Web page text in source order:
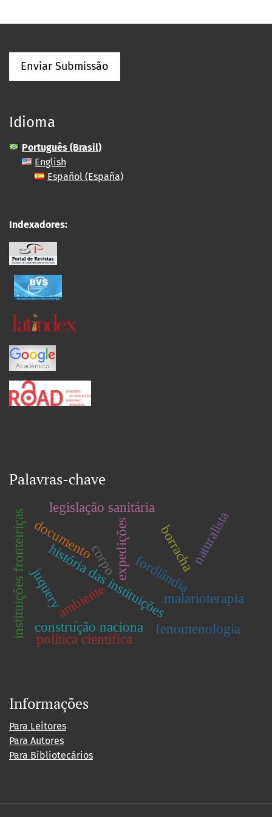
Enviar Submissão
Idioma
Português (Brasil)
English
Español (España)
Indexadores:
Palavras-chave
.
história das instituiçõesmalarioterapia
borracha
fordlândia
expedições naturalista
ambiente
construção naciona
instituições fronteiriças política científica
legislação sanitária
juquery
fenomenologia
corpo
documento
Informações
Para Leitores
Para Autores
Para Bibliotecários